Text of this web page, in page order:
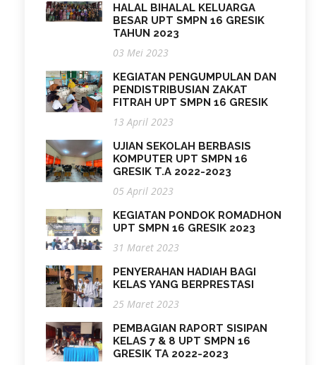
HALAL BIHALAL KELUARGA
BESAR UPT SMPN 16 GRESIK
TAHUN 2023
03 Mei 2023
KEGIATAN PENGUMPULAN DAN
PENDISTRIBUSIAN ZAKAT
FITRAH UPT SMPN 16 GRESIK
13 April 2023
UJIAN SEKOLAH BERBASIS
KOMPUTER UPT SMPN 16
GRESIK T.A 2022-2023
05 April 2023
KEGIATAN PONDOK ROMADHON
UPT SMPN 16 GRESIK 2023
31 Maret 2023
PENYERAHAN HADIAH BAGI
KELAS YANG BERPRESTASI
25 Maret 2023
PEMBAGIAN RAPORT SISIPAN
KELAS 7 & 8 UPT SMPN 16
GRESIK TA 2022-2023